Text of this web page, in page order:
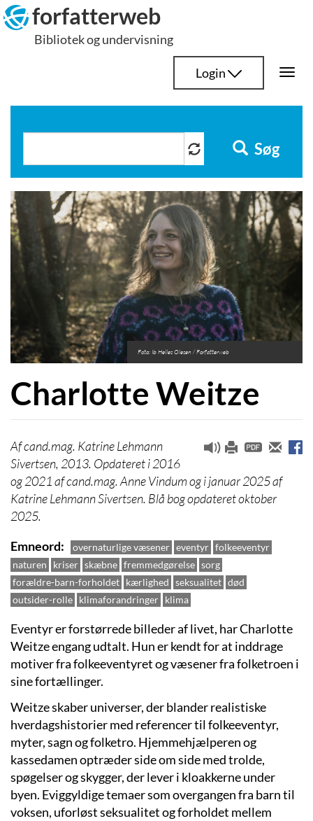
Hop
til
indhold
forfatterweb
Bibliotek og undervisning
Login
Søg
Foto: Ib Helles Olesen / Forfatterweb
Charlotte Weitze
cand.mag. Katrine Lehmann
Sivertsen, 2013. Opdateret i 2016
og 2021 af cand.mag. Anne Vindum og i januar 2025 af
Katrine Lehmann Sivertsen. Blå bog opdateret oktober
2025.
Emneord
overnaturlige væsener eventyr folkeeventyr
naturen
kriser skæbne fremmedgørelse sorg
forældre-barn-forholdet kærlighed seksualitet død
outsider-rolle klimaforandringer klima
Eventyr er forstørrede billeder af livet, har Charlotte
Weitze engang udtalt. Hun er kendt for at inddrage
motiver fra folkeeventyret og væsener fra folketroen i
sine fortællinger.
Weitze skaber universer, der blander realistiske
hverdagshistorier med referencer til folkeeventyr,
myter, sagn og folketro. Hjemmehjælperen og
kassedamen optræder side om side med trolde,
spøgelser og skygger, der lever i kloakkerne under
byen. Eviggyldige temaer som overgangen fra barn til
voksen, uforløst seksualitet og forholdet mellem